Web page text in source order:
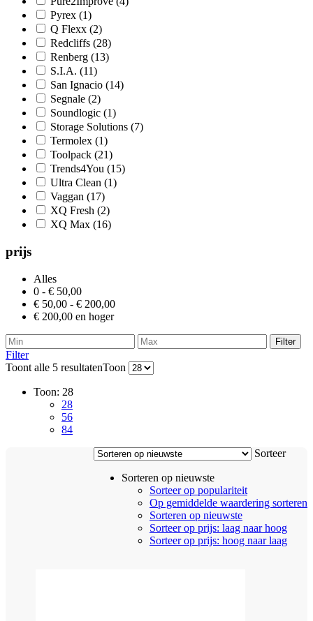
Pyrex (1)
Q Flexx (2)
Redcliffs (28)
Renberg (13)
S.I.A. (11)
San Ignacio (14)
Segnale (2)
Soundlogic (1)
Storage Solutions (7)
Termolex (1)
Toolpack (21)
Trends4You (15)
Ultra Clean (1)
Vaggan (17)
XQ Fresh (2)
XQ Max (16)
prijs
Alles
0 - € 50,00
€ 50,00 - € 200,00
€ 200,00 en hoger
Filter
Filter
Toont alle 5 resultatenGesorteerd
Toon
Toon: 28
28
56
84
Sorteer
Sorteren op nieuwste
Sorteer op populariteit
Op gemiddelde waardering sorteren
Sorteren op nieuwste
Sorteer op prijs: laag naar hoog
Sorteer op prijs: hoog naar laag